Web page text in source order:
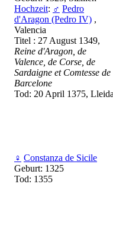
Hochzeit: ♂ Pedro
d'Aragon (Pedro IV) ,
Valencia
Titel : 27 August 1349,
Reine d'Aragon, de
Valence, de Corse, de
Sardaigne et Comtesse de
Barcelone
Tod: 20 April 1375, Lleida
♀ Constanza de Sicile
Geburt: 1325
Tod: 1355